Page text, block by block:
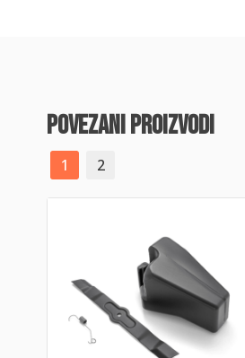
povezani proizvodi
1 2